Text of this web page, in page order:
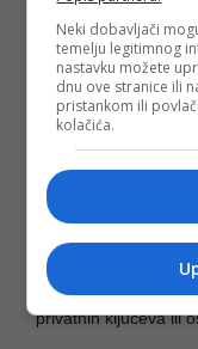
Uncipheredovo
dugogodišnje
novčanika. Njihov
mikrokontrolera,
slabih tačaka u
Firma nije otkrila
IronKeyjevog
metoda ostavlja
Milijarde u riziku
Situacija odražava
Chainalysisa iz
bitcoina u opticaju
privatnih ključeva ili
Neki dobavljači
temelju legitimnog
nastavku možete
dnu ove stranice ili
pristankom ili
kolačića.